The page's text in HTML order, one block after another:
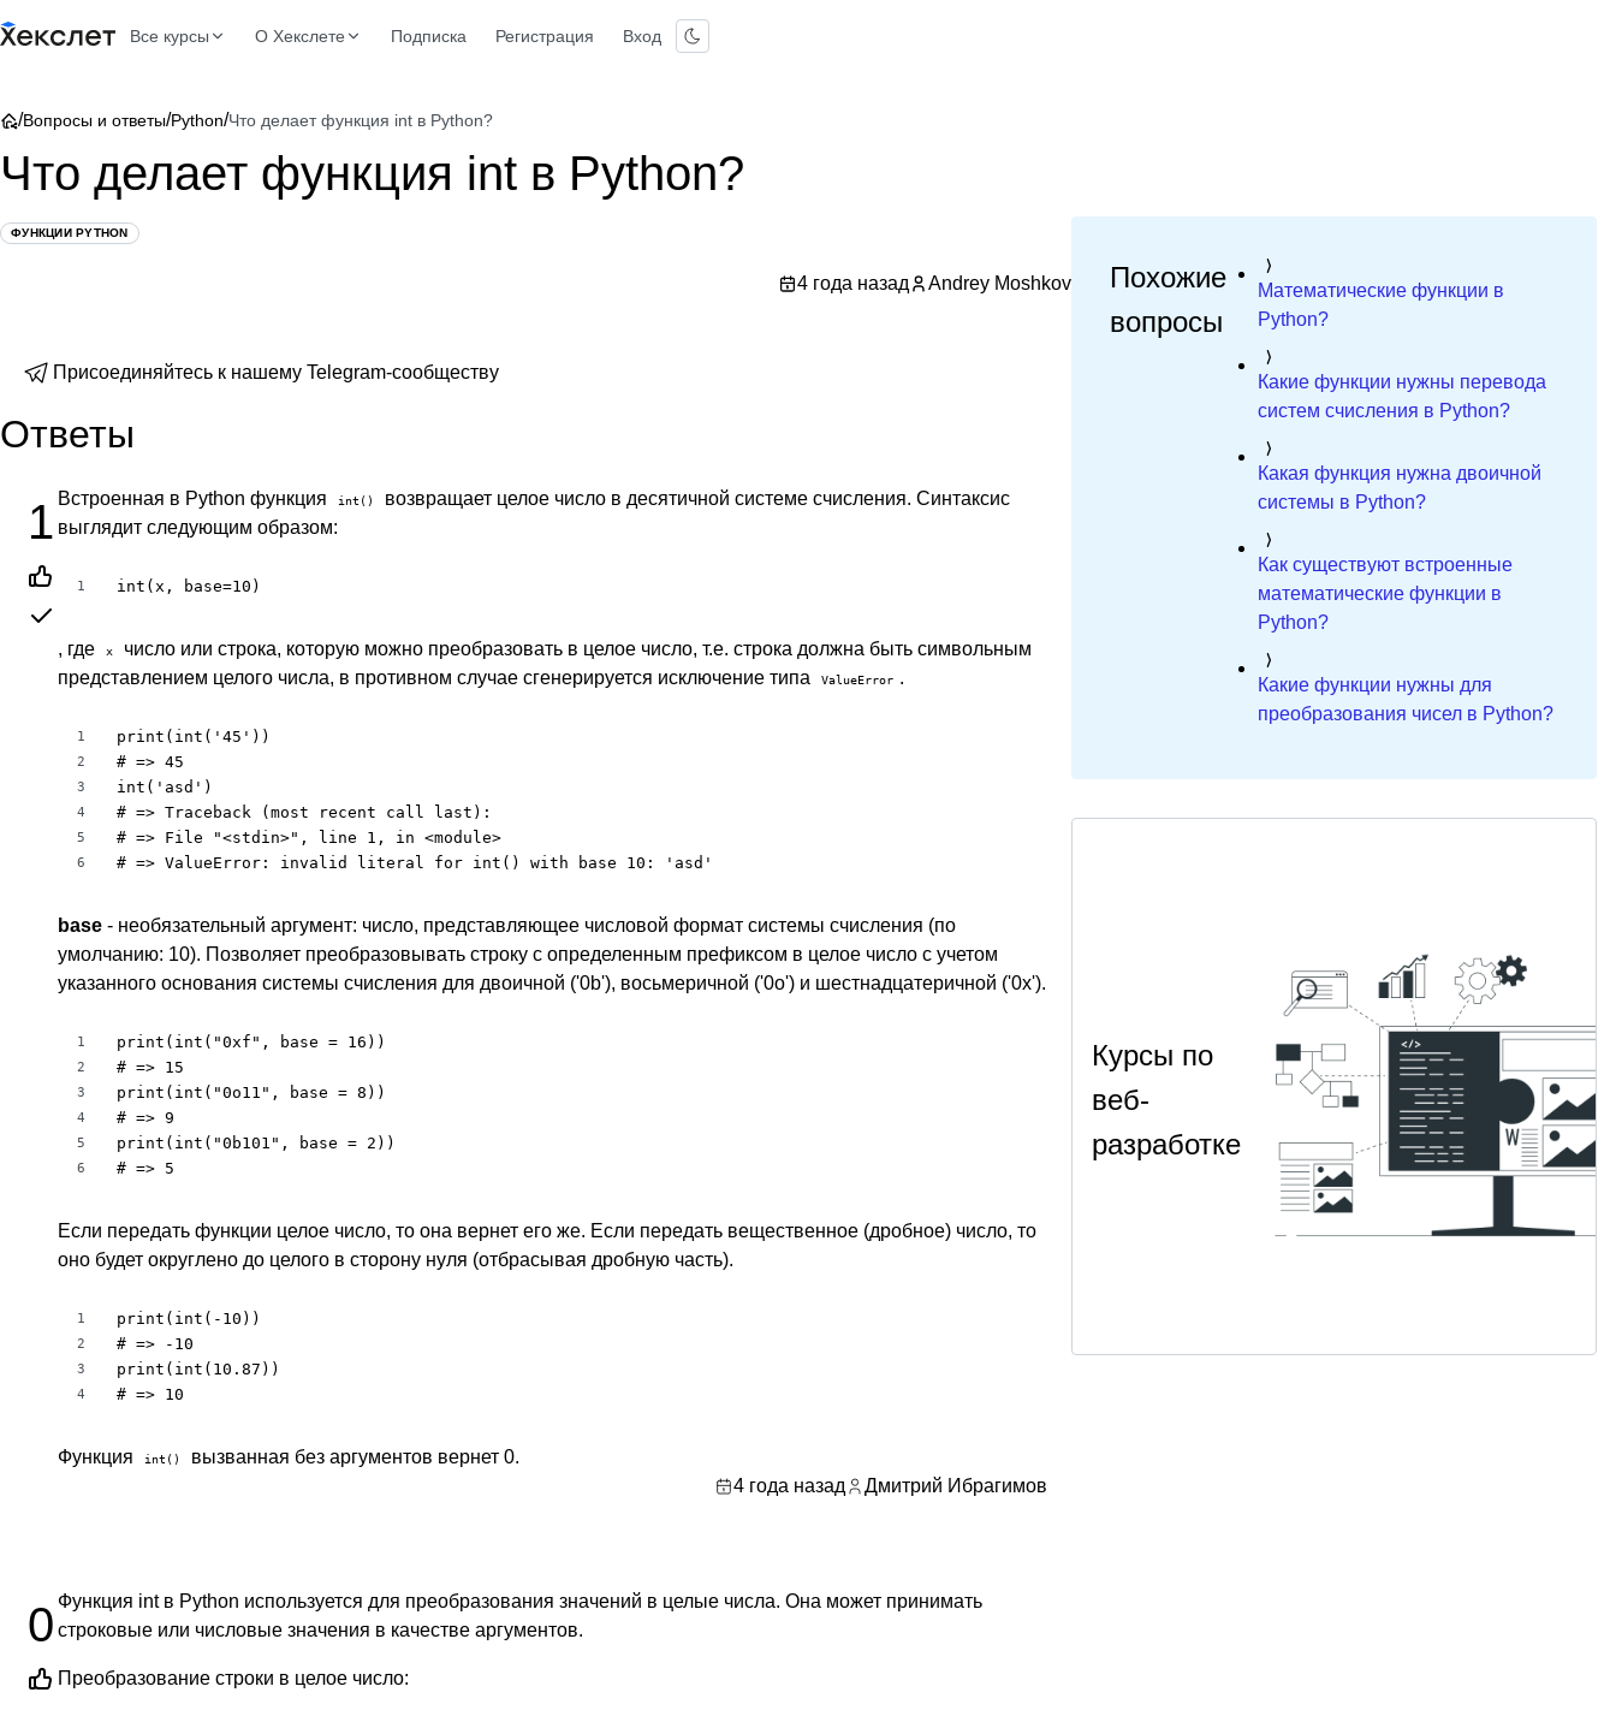
Все курсы О Хекслете Подписка Регистрация Вход
/Вопросы и ответы/Python/Что делает функция int в Python?
Что делает функция int в Python?
ФУНКЦИИ PYTHON
4 года назад Andrey Moshkov
Присоединяйтесь к нашему Telegram-сообществу
Ответы
1 Встроенная в Python функция int()
возвращает целое число в десятичной системе счисления. Синтаксис
выглядит следующим образом:
1 int(x, base=10)
, где x
число или строка, которую можно преобразовать в целое число, т.е. строка должна быть символьным
представлением целого числа, в противном случае сгенерируется исключение типа
ValueError .
1
2
3
4
5
6
print(int('45'))
# => 45
int('asd')
# => Traceback (most recent call last):
# => File "<stdin>", line 1, in <module>
# => ValueError: invalid literal for int() with base 10: 'asd'
base - необязательный аргумент: число, представляющее числовой формат системы счисления (по
умолчанию: 10). Позволяет преобразовывать строку с определенным префиксом в целое число с учетом
указанного основания системы счисления для двоичной ('0b'), восьмеричной ('0o') и шестнадцатеричной ('0x').
1
2
3
4
5
6
print(int("0xf", base = 16))
# => 15
print(int("0o11", base = 8))
# => 9
print(int("0b101", base = 2))
# => 5
Если передать функции целое число, то она вернет его же. Если передать вещественное (дробное) число, то
оно будет округлено до целого в сторону нуля (отбрасывая дробную часть).
1
2
3
4
print(int(-10))
# => -10
print(int(10.87))
# => 10
Функция int()
вызванная без аргументов вернет 0.
4 года назад
Дмитрий Ибрагимов
0 Функция int в Python используется для преобразования значений в целые числа. Она может принимать
строковые или числовые значения в качестве аргументов.
Преобразование строки в целое число:
Похожие
вопросы
Математические функции в
Python?
Какие функции нужны перевода
систем счисления в Python?
Какая функция нужна двоичной
системы в Python?
Как существуют встроенные
математические функции в
Python?
Какие функции нужны для
преобразования чисел в Python?
Курсы по
веб-
разработке